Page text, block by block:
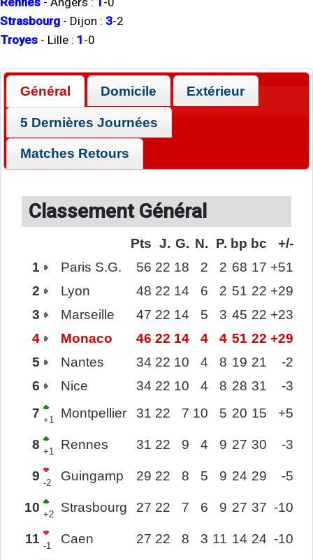
Strasbourg - Dijon : 3-2
Troyes - Lille : 1 -0
Général Domicile Extérieur
5 Dernières Journées
Matches Retours
Classement Général
Pts J. G. N. P. bp bc
+/-
1
Paris S.G. 56 22 18 2 2 68 17 +51
2
Lyon 48 22 14 6 2 51 22 +29
3
Marseille 47 22 14 5 3 45 22 +23
4
Monaco 46 22 14 4 4 51 22 +29
5
Nantes 34 22 10 4 8 19 21
-2
6
Nice 34 22 10 4 8 28 31
-3
7 +1 Montpellier 31 22 7 10 5 20 15 +5
8 +1 Rennes 31 22 9 4 9 27 30 -3
9 -2 Guingamp 29 22 8 5 9 24 29 -5
10 +2 Strasbourg 27 22 7 6 9 27 37 -10
11 -1 Caen 27 22 8 3 11 14 24 -10